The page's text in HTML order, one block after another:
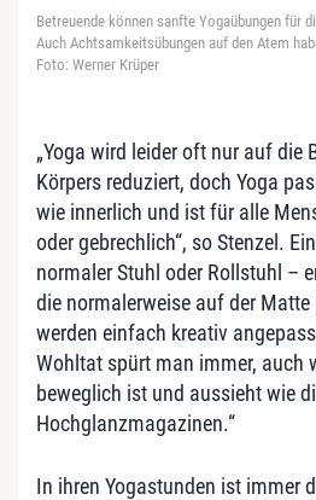
Betreuende können sanfte Yogaübungen für
Auch Achtsamkeitsübungen auf den Atem
Foto: Werner Krüper
„Yoga wird leider oft nur auf die
Körpers reduziert, doch Yoga
wie innerlich und ist für alle
oder gebrechlich“, so Stenzel.
normaler Stuhl oder Rollstuhl –
die normalerweise auf der
werden einfach kreativ
Wohltat spürt man immer, auch
beweglich ist und aussieht wie
Hochglanzmagazinen.“
In ihren Yogastunden ist immer